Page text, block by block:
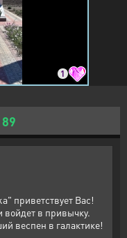
1
89
приветствует Вас!
войдет в привычку.
веспен в галактике!